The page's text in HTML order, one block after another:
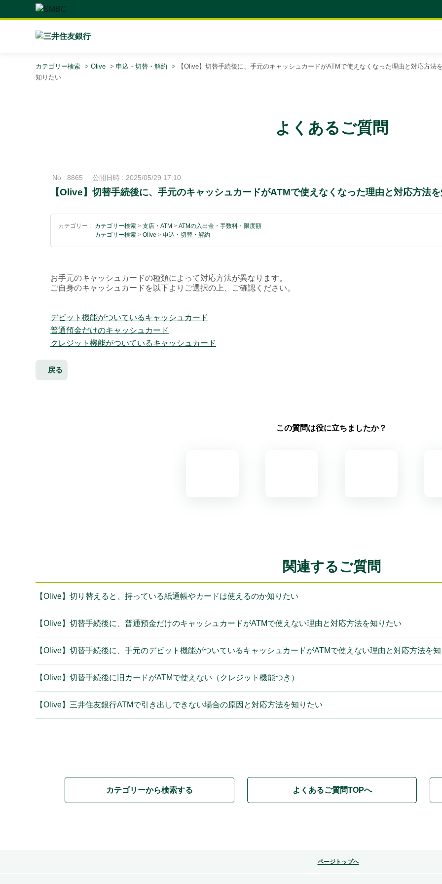
カテゴリー検索 > Olive > 申込・切替・解約 >
【Olive】切替手続後に、手元のキャッシュカードがATMで使えなくなった理由と対応方法
知りたい
よくあるご質問
No : 8865 公開日時 : 2025/05/29 17:10
【Olive】切替手続後に、手元のキャッシュカードがATMで使えなくなった理由と対応方法
カテゴリー : カテゴリー検索 > 支店・ATM > ATMの入出金・手数料・限度額
カテゴリー検索 > Olive > 申込・切替・解約
お手元のキャッシュカードの種類によって対応方法が異なります。
ご自身のキャッシュカードを以下よりご選択の上、ご確認ください。
デビット機能がついているキャッシュカード
普通預金だけのキャッシュカード
クレジット機能がついているキャッシュカード
戻る
この質問は役に立ちましたか？
関連するご質問
【Olive】切り替えると、持っている紙通帳やカードは使えるのか知りたい
【Olive】切替手続後に、普通預金だけのキャッシュカードがATMで使えない理由と対応方法を知りたい
【Olive】切替手続後に、手元のデビット機能がついているキャッシュカードがATMで使えない理由と対応方法を
【Olive】切替手続後に旧カードがATMで使えない（クレジット機能つき）
【Olive】三井住友銀行ATMで引き出しできない場合の原因と対応方法を知りたい
カテゴリーから検索する よくあるご質問TOPへ
ページトップへ